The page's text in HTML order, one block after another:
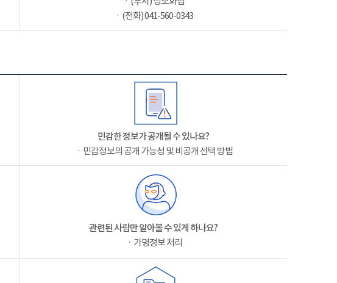
ㆍ(전화) 041-560-0343
민감한 정보가 공개될 수 있나요?
ㆍ민감정보의 공개 가능성 및 비공개 선택 방법
관련된 사람만 알아볼 수 있게 하나요?
ㆍ가명정보 처리